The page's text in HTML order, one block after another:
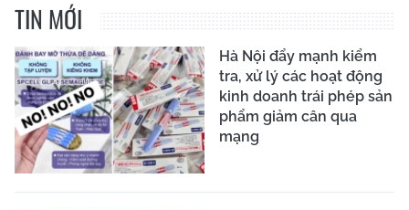
TIN MỚI
Hà Nội đẩy mạnh kiểm
tra, xử lý các hoạt động
kinh doanh trái phép sản
phẩm giảm cân qua
mạng